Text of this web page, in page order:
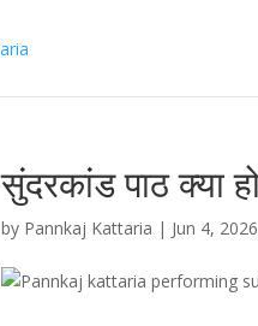
सुंदरकांड पाठ क्या
by Pannkaj Kattaria | Jun 4, 2026